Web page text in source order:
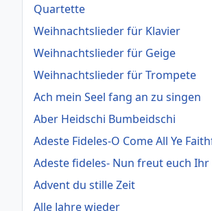
Quartette
Weihnachtslieder für Klavier
Weihnachtslieder für Geige
Weihnachtslieder für Trompete
Ach mein Seel fang an zu singen
Aber Heidschi Bumbeidschi
Adeste Fideles-O Come All Ye
Adeste fideles- Nun freut euch Ihr
Advent du stille Zeit
Alle Jahre wieder